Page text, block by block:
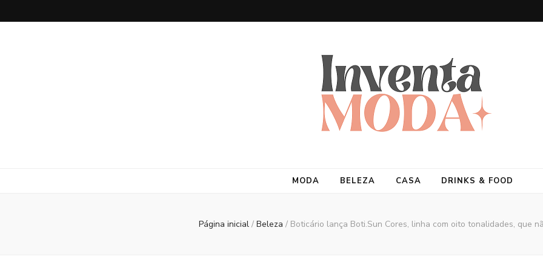
MODA BELEZA CASA DRINKS & FOOD
Página inicial / Beleza / Boticário lança Boti.Sun Cores, linha com oito tonalidades, que